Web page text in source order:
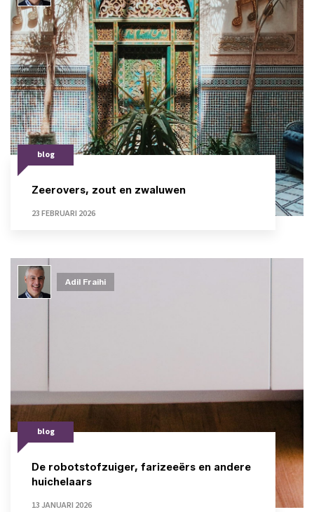
blog
Zeerovers, zout en zwaluwen
23 FEBRUARI 2026
blog
De robotstofzuiger, farizeeërs en andere
huichelaars
13 JANUARI 2026
Adil Fraihi